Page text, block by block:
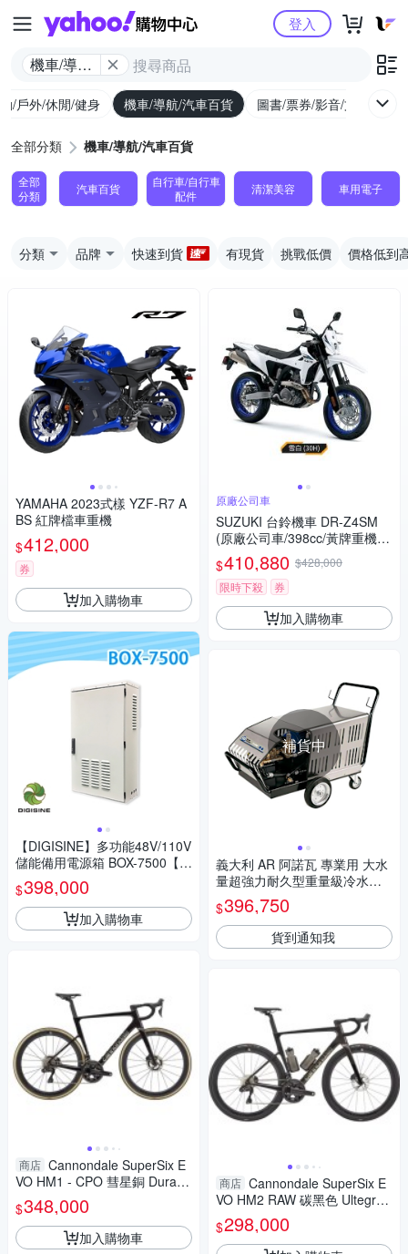
Yahoo購物中心
機車/導航/
登入
/戶外/休閒/健身 機車/導航/汽車百貨 圖書/票券/影音/文具
全部分類 機車/導航/汽車百貨
全部
分類
汽車百貨
自行車/自行車
配件
清潔美容 車用電子
分類 品牌 快速到貨 有現貨 挑戰低價 價格低到
YAMAHA 2023式樣 YZF-R7 A
BS 紅牌檔車重機
$412,000
券
加入購物車
【DIGISINE】多功能48V/110V
儲能備用電源箱 BOX-7500【停
電必備】【長照相關儀器使
用】【大功率家電適用】【最
大輸出功率5kW/電池容量7.5K
Wh】
$398,000
加入購物車
商店 Cannondale SuperSix E
VO HM1 - CPO 彗星銅 Dura-A
ce電變 公路車
$348,000
加入購物車
原廠公司車
SUZUKI 台鈴機車 DR-Z4SM
(原廠公司車/398cc/黃牌重機/2
025年全新機車)
$410,880 $428,000
限時下殺
券
加入購物車
補貨中
義大利 AR 阿諾瓦 專業用 大水
量超強力耐久型重量級冷水高
壓清洗機 /台 1130
$396,750
貨到通知我
商店 Cannondale SuperSix E
VO HM2 RAW 碳黑色 Ultegra
電變 公路車
$298,000